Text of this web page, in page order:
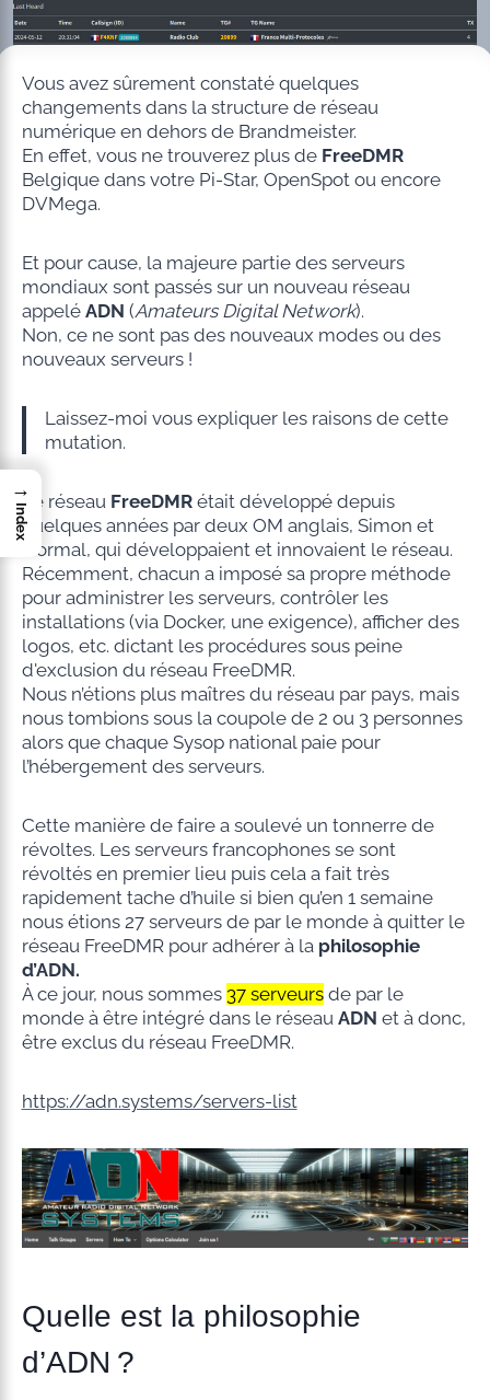
Vous avez sûrement constaté quelques
changements dans la structure de réseau
numérique en dehors de Brandmeister.
En effet, vous ne trouverez plus de FreeDMR
Belgique dans votre Pi-Star, OpenSpot ou encore
DVMega.
Et pour cause, la majeure partie des serveurs
mondiaux sont passés sur un nouveau réseau
appelé ADN (Amateurs Digital Network).
Non, ce ne sont pas des nouveaux modes ou des
nouveaux serveurs !
Laissez-moi vous expliquer les raisons de cette
mutation.
Le réseau FreeDMRétait développé depuis
quelques années par deux OM anglais, Simon et
Normal, qui développaient et innovaient le réseau.
Récemment, chacun a imposé sa propre méthode
pour administrer les serveurs, contrôler les
installations (via Docker, une exigence), afficher des
logos, etc. dictant les procédures sous peine
d'exclusion du réseau FreeDMR.
Nous n’étions plus maîtres du réseau par pays, mais
nous tombions sous la coupole de 2 ou 3 personnes
alors que chaque Sysop national paie pour
l’hébergement des serveurs.
Cette manière de faire a soulevé un tonnerre de
révoltes. Les serveurs francophones se sont
révoltés en premier lieu puis cela a fait très
rapidement tache d’huile si bien qu’en 1 semaine
nous étions 27 serveurs de par le monde à quitter le
réseau FreeDMR pour adhérer à la philosophie
d’ADN.
À ce jour, nous sommes 37 serveursde par le
monde à être intégré dans le réseau ADN et à donc,
être exclus du réseau FreeDMR.
https://adn.systems/servers-list
Quelle est la philosophie
d’ADN ?
→
Index